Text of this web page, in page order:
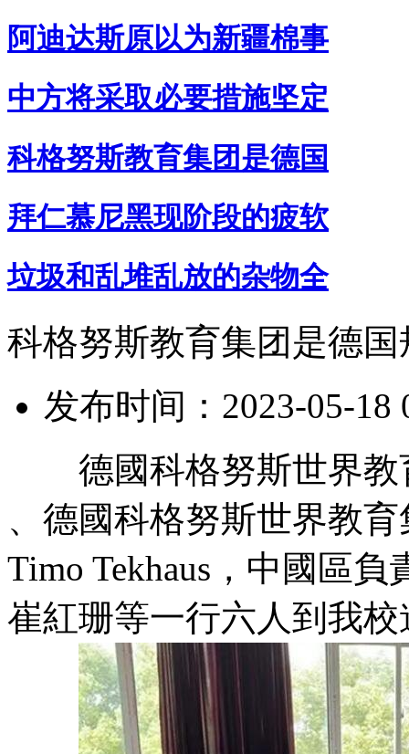
阿迪达斯原以为新疆棉事
中方将采取必要措施坚定
科格努斯教育集团是德国
拜仁慕尼黑现阶段的疲软
垃圾和乱堆乱放的杂物全
科格努斯教育集团是德
发布时间：2023-05-18
德國科格努斯世界教
、德國科格努斯世界教
Timo Tekhaus，中國區
崔紅珊等一行六人到我